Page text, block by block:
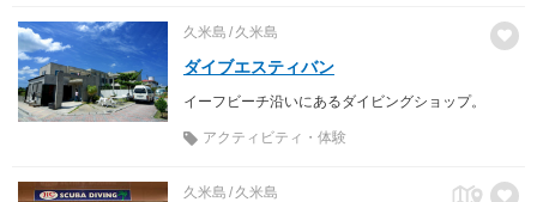
久米島 久米島
ダイブエスティバン
イーフビーチ沿いにあるダイビングショップ。
アクティビティ・体験
久米島 久米島